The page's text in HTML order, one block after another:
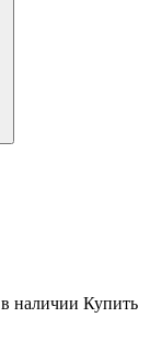
в наличии Купить